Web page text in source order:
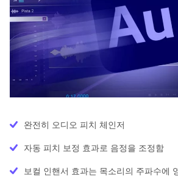
완전히 오디오 피치 체인저
자동 피치 보정 효과로 음정을 조정함
보컬 인핸서 효과는 목소리의 주파수에